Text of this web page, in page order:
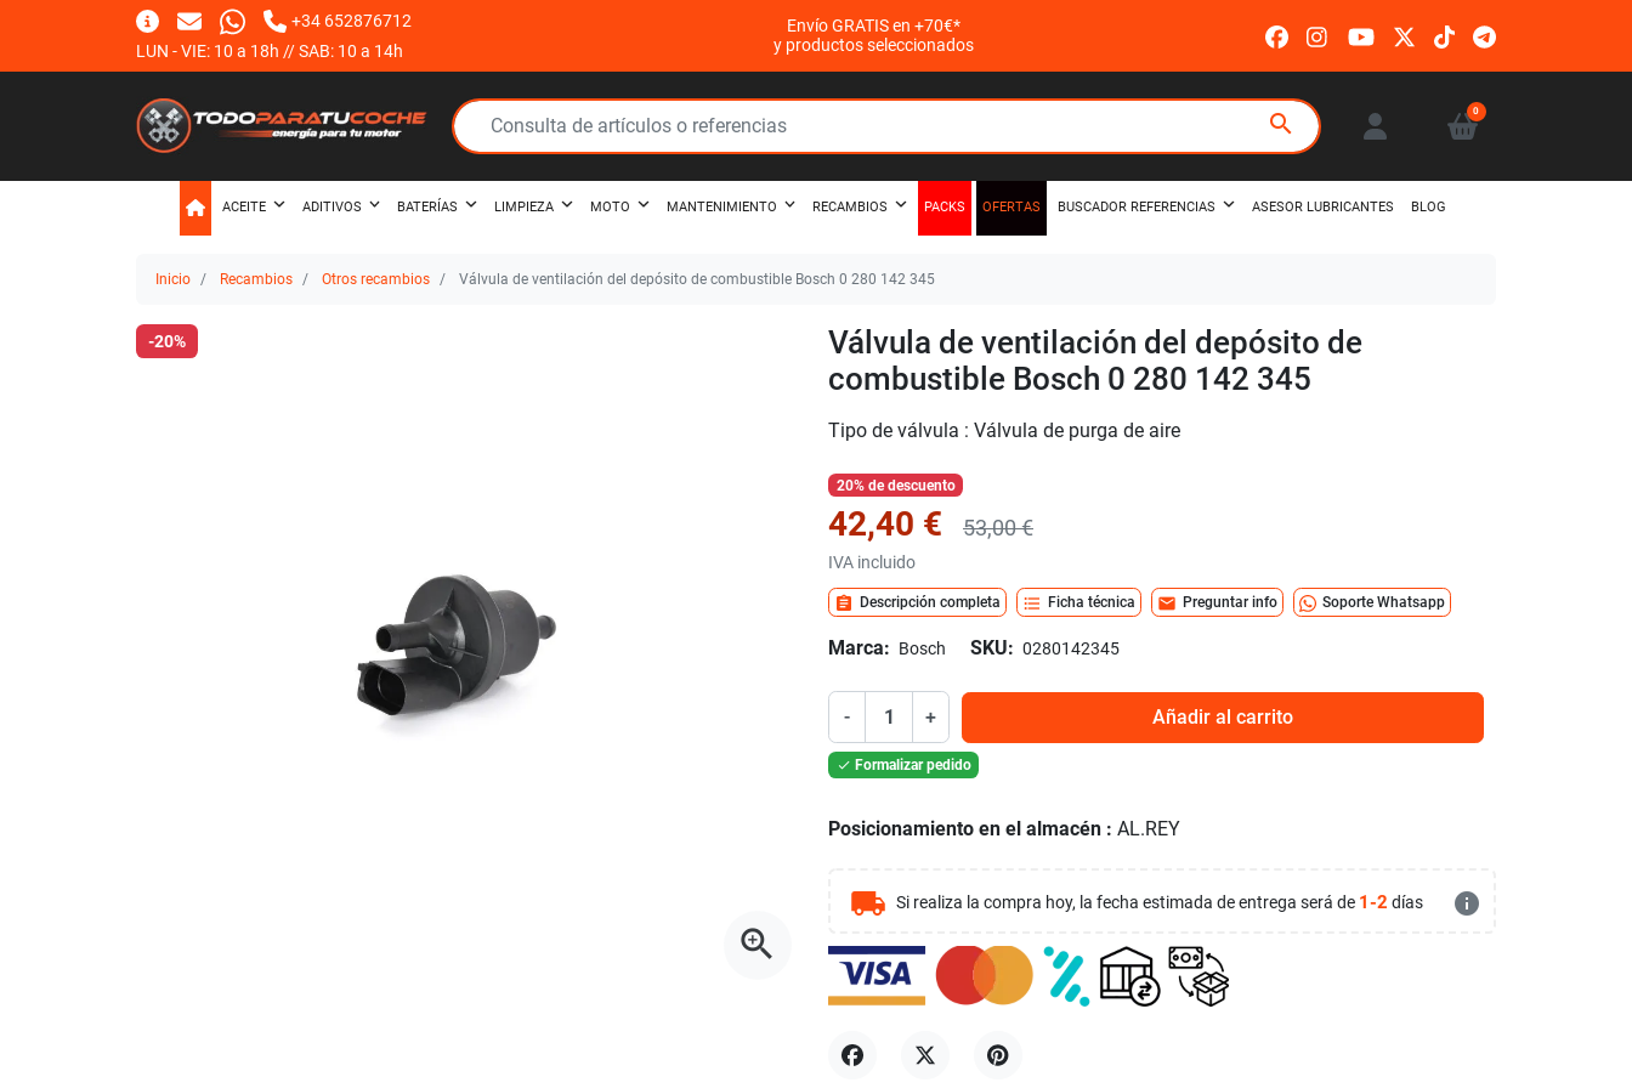
+34 652876712
LUN - VIE: 10 a 18h // SAB: 10 a 14h
Envío GRATIS en +70€*
y productos seleccionados
search 0
ACEITE ADITIVOS BATERÍAS LIMPIEZA MOTO MANTENIMIENTO RECAMBIOS PACKS OFERTAS BUSCADOR REFERENCIAS ASESOR LUBRICANTES BLOG
Inicio Recambios Otros recambios Válvula de ventilación del depósito de combustible Bosch 0 280 142 345
-20%
zoom_in
Válvula de ventilación del depósito de
combustible Bosch 0 280 142 345
Tipo de válvula : Válvula de purga de aire
20% de descuento
42,40 € 53,00 €
IVA incluido
assignment Descripción completa format_list_bulleted Ficha técnica mail Preguntar info Soporte Whatsapp
Marca: Bosch SKU: 0280142345
- + Añadir al carrito
 Formalizar pedido
Posicionamiento en el almacén : AL.REY
local_shipping Si realiza la compra hoy, la fecha estimada de entrega será de 1-2 días info